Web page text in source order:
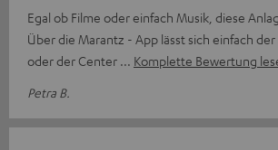
Egal ob Filme oder einfach Musik, diese
Über die Marantz - App lässt sich einfach
oder der Center
Komplette Bewertung
Petra B.